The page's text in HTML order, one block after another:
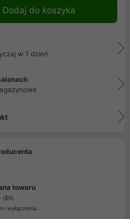
Dodaj do koszyka
w 1 dzień
towaru
dni.
i wyłączenia...